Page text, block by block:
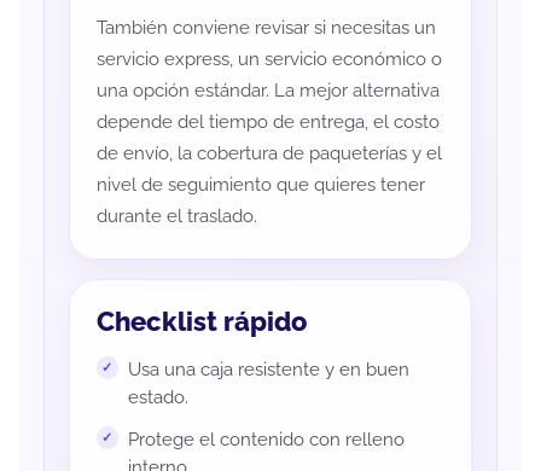
También conviene revisar si necesitas un
servicio express, un servicio económico o
una opción estándar. La mejor alternativa
depende del tiempo de entrega, el costo
de envío, la cobertura de paqueterías y el
nivel de seguimiento que quieres tener
durante el traslado.
Checklist rápido
Usa una caja resistente y en buen
estado.
Protege el contenido con relleno